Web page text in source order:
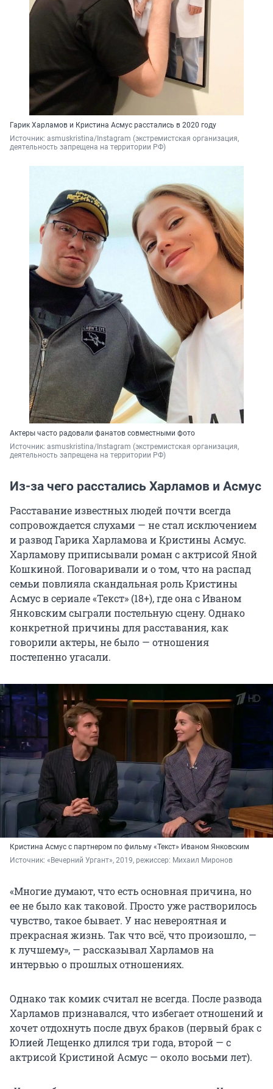
Гарик Харламов и Кристина Асмус расстались в 2020 году
Источник: asmuskristina/Instagram (экстремистская организация,
деятельность запрещена на территории РФ)
Актеры часто радовали фанатов совместными фото
Источник: asmuskristina/Instagram (экстремистская организация,
деятельность запрещена на территории РФ)
Из-за чего расстались Харламов и Асмус
Расставание известных людей почти всегда
сопровождается слухами — не стал исключением
и развод Гарика Харламова и Кристины Асмус.
Харламову приписывали роман с актрисой Яной
Кошкиной. Поговаривали и о том, что на распад
семьи повлияла скандальная роль Кристины
Асмус в сериале «Текст» (18+), где она с Иваном
Янковским сыграли постельную сцену. Однако
конкретной причины для расставания, как
говорили актеры, не было — отношения
постепенно угасали.
Кристина Асмус с партнером по фильму «Текст» Иваном Янковским
Источник: «Вечерний Ургант», 2019, режиссер: Михаил Миронов
«Многие думают, что есть основная причина, но
ее не было как таковой. Просто уже растворилось
чувство, такое бывает. У нас невероятная и
прекрасная жизнь. Так что всё, что произошло, —
к лучшему», — рассказывал Харламов на
интервью о прошлых отношениях.
Однако так комик считал не всегда. После развода
Харламов признавался, что избегает отношений и
хочет отдохнуть после двух браков (первый брак с
Юлией Лещенко длился три года, второй — с
актрисой Кристиной Асмус — около восьми лет).